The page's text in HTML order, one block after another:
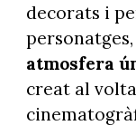
decorats i
personatges,
atmosfera
creat al